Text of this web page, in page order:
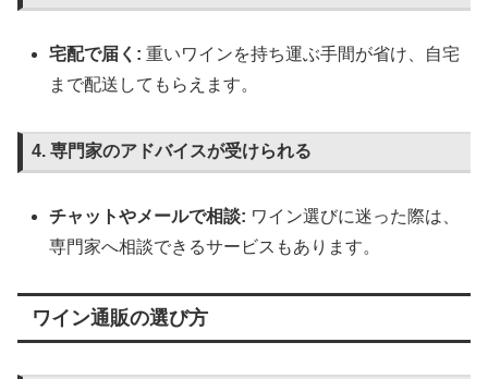
宅配で届く: 重いワインを持ち運ぶ手間が省け、自宅
まで配送してもらえます。
4. 専門家のアドバイスが受けられる
チャットやメールで相談: ワイン選びに迷った際は、
専門家へ相談できるサービスもあります。
ワイン通販の選び方